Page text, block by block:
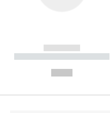
------------
----------- ----------- --------